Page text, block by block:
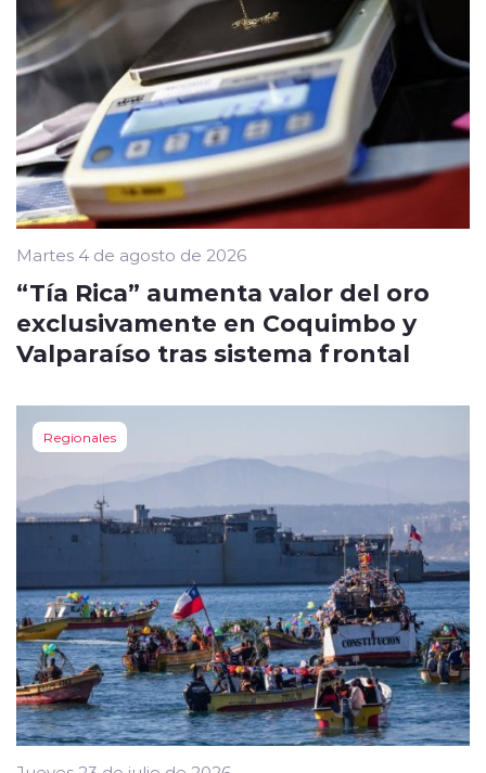
Martes 4 de agosto de 2026
“Tía Rica” aumenta valor del oro
exclusivamente en Coquimbo y
Valparaíso tras sistema frontal
Regionales